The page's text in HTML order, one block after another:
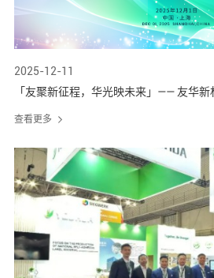
2025-12-11
「友聚新征程，华光映未来」—— 友华
查看更多